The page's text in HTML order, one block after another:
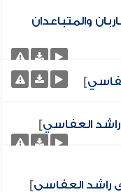
والمتباعدان
]
العفاسي]
راشد العفاسي]